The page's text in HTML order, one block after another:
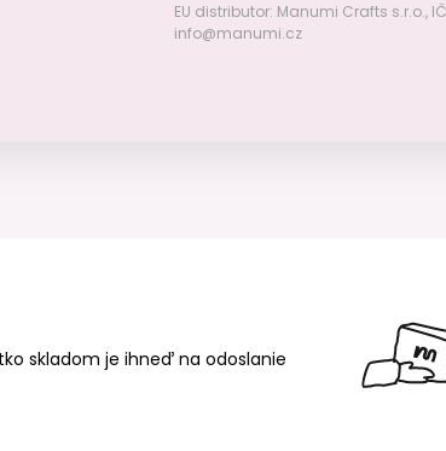
EU distributor: Manumi Crafts s.r.o.,
info@manumi.cz
skladom je ihneď na odoslanie